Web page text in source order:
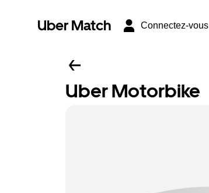
Uber Match Connectez-vous
Uber Motorbike